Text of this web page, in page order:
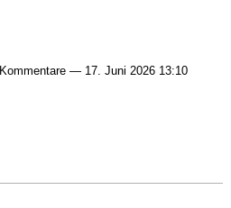
Kommentare — 17. Juni 2026 13:10